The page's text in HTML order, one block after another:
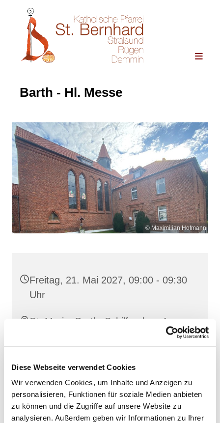
Diese Webseite verwendet Cookies
Wir verwenden Cookies, um Inhalte und Anzeigen zu
personalisieren, Funktionen für soziale Medien anbieten
zu können und die Zugriffe auf unsere Website zu
analysieren. Außerdem geben wir Informationen zu Ihrer
Barth - Hl. Messe
© Maximilian Hofmann
Freitag, 21. Mai 2027, 09:00 - 09:30
Uhr
St. Maria, Barth, Schilfgraben 4,